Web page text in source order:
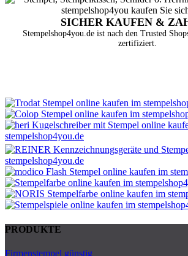
SICHER KAUFEN &
Stempelshop4you.de ist nach den Trusted
zertifiziert.
PRODUKTE
Firmenstempel günstig